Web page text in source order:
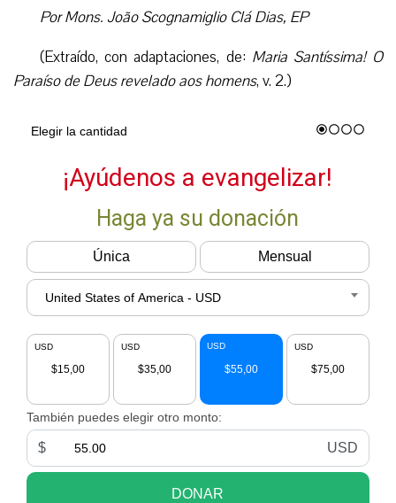
Por Mons. João Scognamiglio Clá Dias, EP
(Extraído, con adaptaciones, de: Maria Santíssima! O
Paraíso de Deus revelado aos homens, v. 2.)